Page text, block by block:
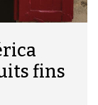
fins